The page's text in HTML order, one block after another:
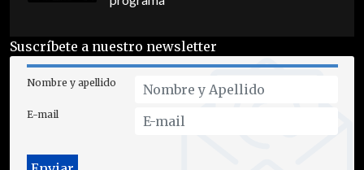
Suscríbete a nuestro newsletter
Nombre y apellido
E-mail